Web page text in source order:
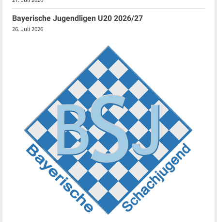
Bayerische Jugendligen U20 2026/27
26. Juli 2026